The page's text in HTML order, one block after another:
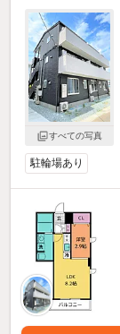
すべての写真
駐輪場あり